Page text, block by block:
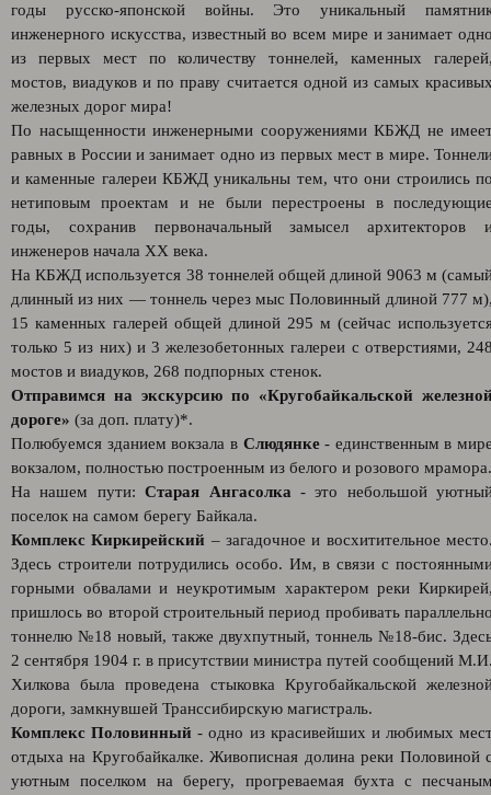
годы русско-японской войны. Это уникальный
инженерного искусства, известный во всем мире и занимает
из первых мест по количеству тоннелей, каменных
мостов, виадуков и по праву считается одной из самых
железных дорог мира!
По насыщенности инженерными сооружениями КБЖД не
равных в России и занимает одно из первых мест в мире.
и каменные галереи КБЖД уникальны тем, что они строились
нетиповым проектам и не были перестроены в
годы, сохранив первоначальный замысел архитекторов
инженеров начала XX века.
На КБЖД используется 38 тоннелей общей длиной 9063 м
длинный из них — тоннель через мыс Половинный длиной 777
15 каменных галерей общей длиной 295 м (сейчас
только 5 из них) и 3 железобетонных галереи с отверстиями,
мостов и виадуков, 268 подпорных стенок.
Отправимся на экскурсию по «Кругобайкальской
дороге» (за доп. плату)*.
Полюбуемся зданием вокзала в Слюдянке- единственным в
вокзалом, полностью построенным из белого и розового мрамора.
На нашем пути:Старая Ангасолка - это небольшой
поселок на самом берегу Байкала.
Комплекс Киркирейский – загадочное и восхитительное
Здесь строители потрудились особо. Им, в связи с
горными обвалами и неукротимым характером реки
пришлось во второй строительный период пробивать
тоннелю №18 новый, также двухпутный, тоннель №18-бис.
2 сентября 1904 г. в присутствии министра путей сообщений
Хилкова была проведена стыковка Кругобайкальской
дороги, замкнувшей Транссибирскую магистраль.
Комплекс Половинный- одно из красивейших и любимых
отдыха на Кругобайкалке. Живописная долина реки Половиной
уютным поселком на берегу, прогреваемая бухта с